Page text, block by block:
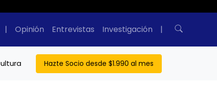
| Opinión Entrevistas Investigación |
Hazte Socio desde $1.990 al mes